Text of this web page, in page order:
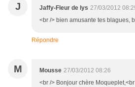
J Jaffy-Fleur de lys 27/03/2012
<br /> bien amusante tes blagues,
Répondre
M Mousse 27/03/2012 08:26
<br /> Bonjour chère